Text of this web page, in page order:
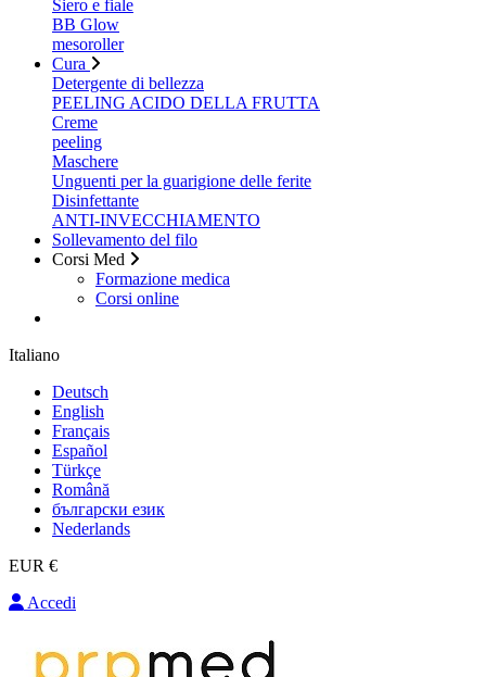
Siero e fiale
BB Glow
mesoroller
Cura
Detergente di bellezza
PEELING ACIDO DELLA FRUTTA
Creme
peeling
Maschere
Unguenti per la guarigione delle ferite
Disinfettante
ANTI-INVECCHIAMENTO
Sollevamento del filo
Corsi Med
Formazione medica
Corsi online
Italiano
Deutsch
English
Français
Español
Türkçe
Română
български език
Nederlands
EUR €
Accedi